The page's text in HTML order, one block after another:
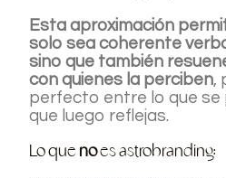
Esta aproximación
solo sea coherente
sino que también
con quienes la perciben,
perfecto entre lo que se
que luego reflejas.
Lo que noes astrobranding: